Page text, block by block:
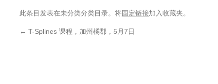
此条目发表在未分类分类目录。将固定链接加入收藏夹。
← T-Splines 课程，加州橘郡，5月7日